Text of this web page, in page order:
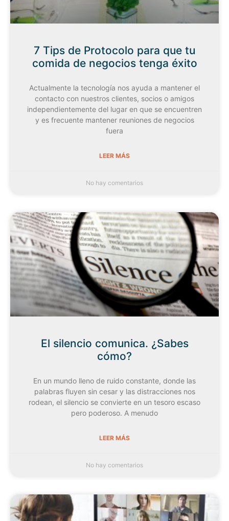
7 Tips de Protocolo para que tu
comida de negocios tenga éxito
Actualmente la tecnología nos ayuda a mantener el
contacto con nuestros clientes, socios o amigos
independientemente del lugar en que se encuentren
y es frecuente mantener reuniones de negocios
fuera
LEER MÁS
No hay comentarios
El silencio comunica. ¿Sabes
cómo?
En un mundo lleno de ruido constante, donde las
palabras fluyen sin cesar y las distracciones nos
rodean, el silencio se convierte en un tesoro escaso
pero poderoso. A menudo
LEER MÁS
No hay comentarios